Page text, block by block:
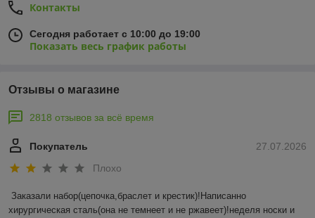
Контакты
Сегодня работает с 10:00 до 19:00
Показать весь график работы
Отзывы о магазине
2818 отзывов за всё время
27.07.2026
Покупатель
Плохо
Заказали набор(цепочка,браслет и крестик)!Написанно
хирургическая сталь(она не темнеет и не ржавеет)!неделя носки и